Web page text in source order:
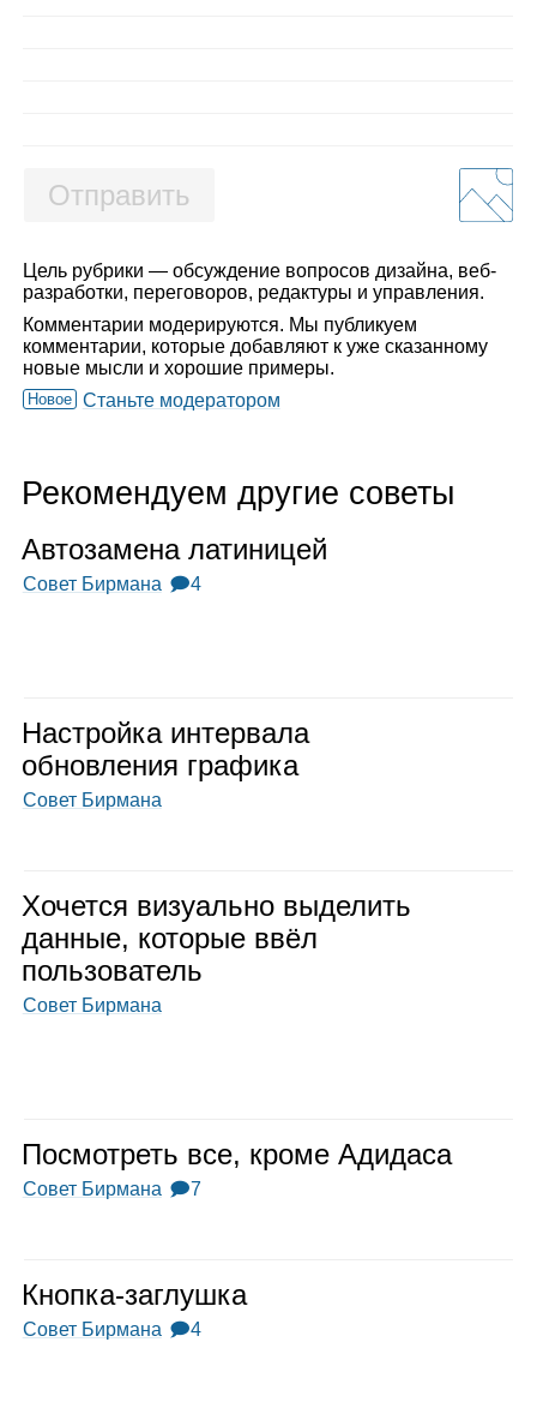
Отправить
Цель рубрики — обсуждение вопросов дизайна, веб-
разработки, переговоров, редактуры и управления.
Комментарии модерируются. Мы публикуем
комментарии, которые добавляют к уже сказанному
новые мысли и хорошие примеры.
Новое Станьте модератором
Рекомендуем другие советы
Авто­за­мена лати­ни­цей
Совет Бирмана 🗩4
Настройка интер­вала
обнов­ле­ния гра­фика
Совет Бирмана
Хочется визу­ально выде­лить
дан­ные, кото­рые ввёл
поль­зо­ва­тель
Совет Бирмана
Посмот­реть все, кроме Адидаса
Совет Бирмана 🗩7
Кнопка‑заглушка
Совет Бирмана 🗩4